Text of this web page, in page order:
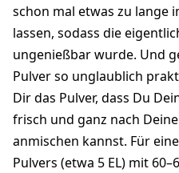
schon mal etwas zu lange
lassen, sodass die
ungenießbar wurde. Und
Pulver so unglaublich
Dir das Pulver, dass Du
frisch und ganz nach
anmischen kannst. Für
Pulvers (etwa 5 EL) mit